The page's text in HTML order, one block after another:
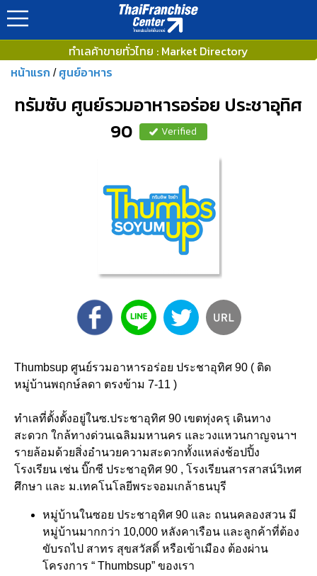
ทำเลค้าขายทั่วไทย : Market Directory
หน้าแรก / ศูนย์อาหาร
ทรัมซับ ศูนย์รวมอาหารอร่อย ประชาอุทิศ
90
Verified
Thumbsup ศูนย์รวมอาหารอร่อย ประชาอุทิศ 90 ( ติด
หมู่บ้านพฤกษ์ลดา ตรงข้าม 7-11 )
ทำเลที่ตั้งตั้งอยู่ในซ.ประชาอุทิศ 90 เขตทุ่งครุ เดินทาง
สะดวก ใกล้ทางด่วนเฉลิมมหานคร และวงแหวนกาญจนาฯ
รายล้อมด้วยสิ่งอำนวยความสะดวกทั้งแหล่งช้อปปิ้ง
โรงเรียน เช่น บิ๊กซี ประชาอุทิศ 90 , โรงเรียนสารสาสน์วิเทศ
ศึกษา และ ม.เทคโนโลยีพระจอมเกล้าธนบุรี
หมู่บ้านในซอย ประชาอุทิศ 90 และ ถนนคลองสวน มี
หมู่บ้านมากกว่า 10,000 หลังคาเรือน และลูกค้าที่ต้อง
ขับรถไป สาทร สุขสวัสดิ์ หรือเข้าเมือง ต้องผ่าน
โครงการ “ Thumbsup” ของเรา